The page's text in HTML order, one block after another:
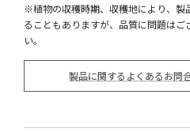
※植物の収穫時期、収穫地により、製
ることもありますが、品質に問題はご
い。
製品に関するよくあるお問